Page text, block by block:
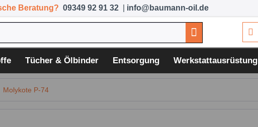
Beratung? 09349 92 91 32 info@baumann-oil.de
Tücher & Ölbinder Entsorgung Werkstattausrüstung
Molykote P-74